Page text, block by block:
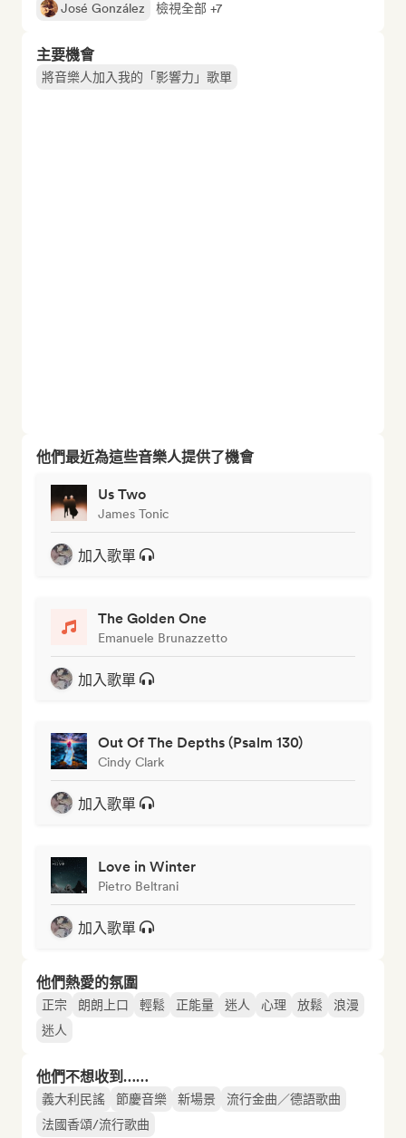
José González
檢視全部 +7
主要機會
將音樂人加入我的「影響力」歌單
他們最近為這些音樂人提供了機會
Us Two
James Tonic
加入歌單
The Golden One
Emanuele Brunazzetto
加入歌單
Out Of The Depths (Psalm 130)
Cindy Clark
加入歌單
Love in Winter
Pietro Beltrani
加入歌單
他們熱愛的氛圍
正宗 朗朗上口 輕鬆 正能量 迷人 心理 放鬆
浪漫
迷人
他們不想收到……
義大利民謠 節慶音樂 新場景
流行金曲／德語歌曲
法國香頌/流行歌曲